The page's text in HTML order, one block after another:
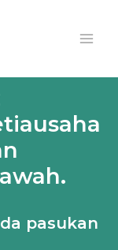
pasukan